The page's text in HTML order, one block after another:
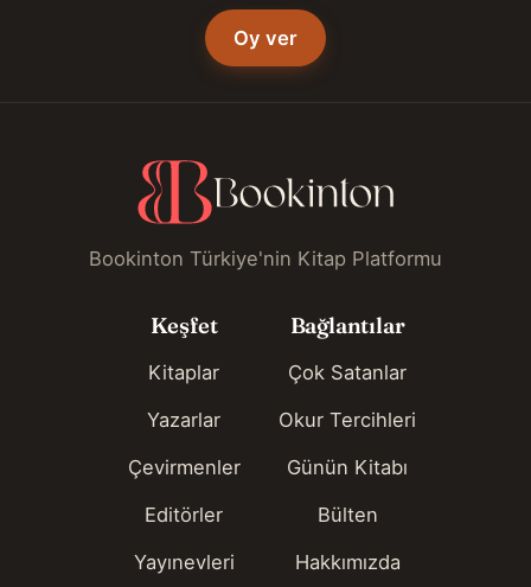
Oy ver
Bookinton Türkiye'nin Kitap Platformu
Keşfet
Kitaplar
Yazarlar
Çevirmenler
Editörler
Yayınevleri
Bağlantılar
Çok Satanlar
Okur Tercihleri
Günün Kitabı
Bülten
Hakkımızda